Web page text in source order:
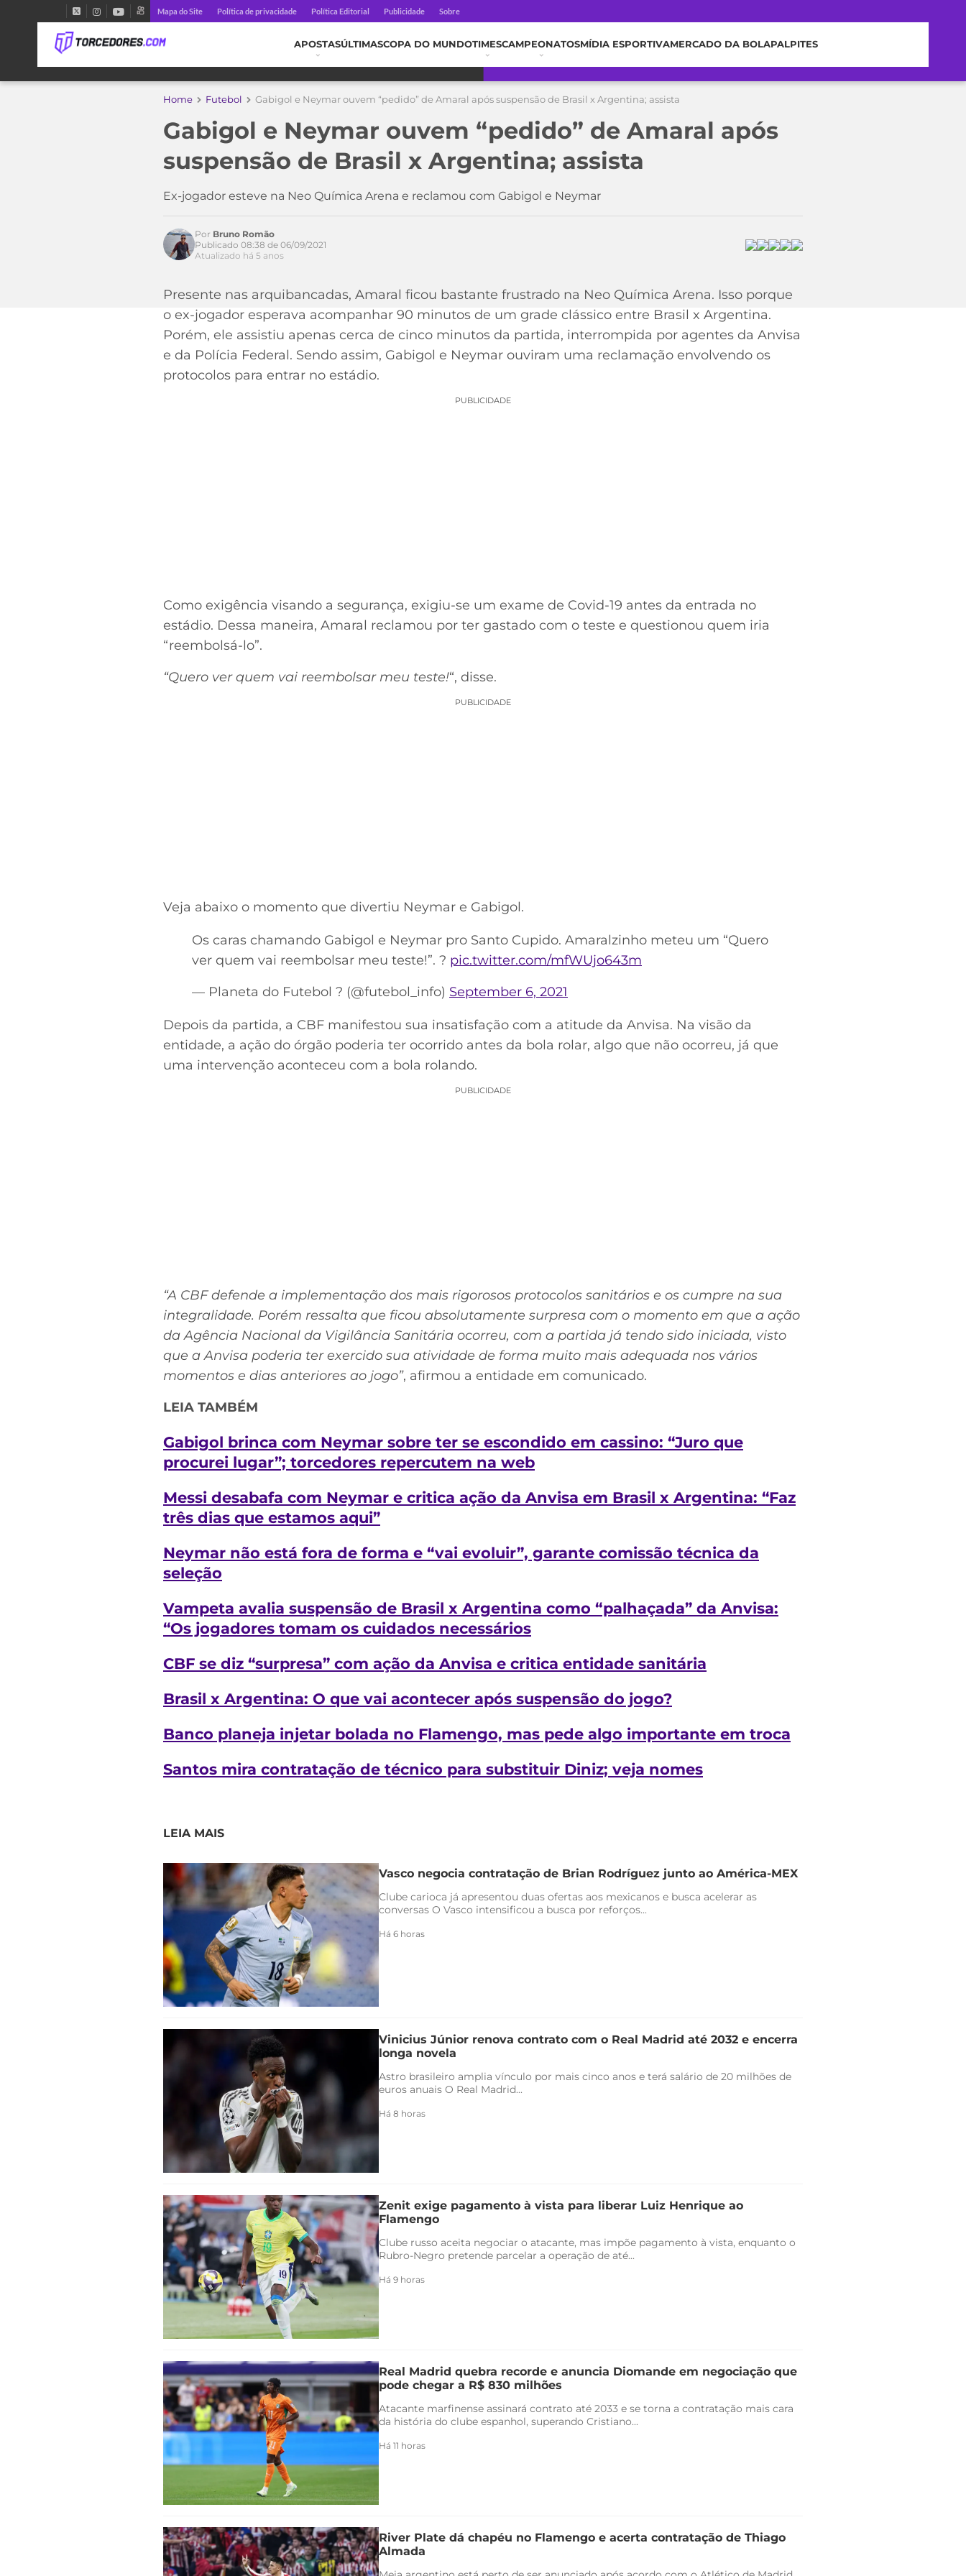
Mapa do Site Política de privacidade Política Editorial Publicidade Sobre
APOSTASÚLTIMASCOPA DO MUNDOTIMESCAMPEONATOSMÍDIA ESPORTIVAMERCADO DA BOLAPALPITES
Home Futebol Gabigol e Neymar ouvem “pedido” de Amaral após suspensão de Brasil x Argentina; assista
Gabigol e Neymar ouvem “pedido” de Amaral após
suspensão de Brasil x Argentina; assista
Ex-jogador esteve na Neo Química Arena e reclamou com Gabigol e Neymar
Por Bruno Romão
Publicado 08:38 de 06/09/2021
Atualizado há 5 anos
Presente nas arquibancadas, Amaral ficou bastante frustrado na Neo Química Arena. Isso porque
o ex-jogador esperava acompanhar 90 minutos de um grade clássico entre Brasil x Argentina.
Porém, ele assistiu apenas cerca de cinco minutos da partida, interrompida por agentes da Anvisa
e da Polícia Federal. Sendo assim, Gabigol e Neymar ouviram uma reclamação envolvendo os
protocolos para entrar no estádio.
PUBLICIDADE
Como exigência visando a segurança, exigiu-se um exame de Covid-19 antes da entrada no
estádio. Dessa maneira, Amaral reclamou por ter gastado com o teste e questionou quem iria
“reembolsá-lo”.
“Quero ver quem vai reembolsar meu teste!“, disse.
PUBLICIDADE
Veja abaixo o momento que divertiu Neymar e Gabigol.
Os caras chamando Gabigol e Neymar pro Santo Cupido. Amaralzinho meteu um “Quero
ver quem vai reembolsar meu teste!”. ? pic.twitter.com/mfWUjo643m
— Planeta do Futebol ? (@futebol_info) September 6, 2021
Depois da partida, a CBF manifestou sua insatisfação com a atitude da Anvisa. Na visão da
entidade, a ação do órgão poderia ter ocorrido antes da bola rolar, algo que não ocorreu, já que
uma intervenção aconteceu com a bola rolando.
PUBLICIDADE
“A CBF defende a implementação dos mais rigorosos protocolos sanitários e os cumpre na sua
integralidade. Porém ressalta que ficou absolutamente surpresa com o momento em que a ação
da Agência Nacional da Vigilância Sanitária ocorreu, com a partida já tendo sido iniciada, visto
que a Anvisa poderia ter exercido sua atividade de forma muito mais adequada nos vários
momentos e dias anteriores ao jogo”, afirmou a entidade em comunicado.
LEIA TAMBÉM
Gabigol brinca com Neymar sobre ter se escondido em cassino: “Juro que
procurei lugar”; torcedores repercutem na web
Messi desabafa com Neymar e critica ação da Anvisa em Brasil x Argentina: “Faz
três dias que estamos aqui”
Neymar não está fora de forma e “vai evoluir”, garante comissão técnica da
seleção
Vampeta avalia suspensão de Brasil x Argentina como “palhaçada” da Anvisa:
“Os jogadores tomam os cuidados necessários
CBF se diz “surpresa” com ação da Anvisa e critica entidade sanitária
Brasil x Argentina: O que vai acontecer após suspensão do jogo?
Banco planeja injetar bolada no Flamengo, mas pede algo importante em troca
Santos mira contratação de técnico para substituir Diniz; veja nomes
LEIA MAIS
Vasco negocia contratação de Brian Rodríguez junto ao América-MEX
Clube carioca já apresentou duas ofertas aos mexicanos e busca acelerar as
conversas O Vasco intensificou a busca por reforços...
Há 6 horas
Vinicius Júnior renova contrato com o Real Madrid até 2032 e encerra
longa novela
Astro brasileiro amplia vínculo por mais cinco anos e terá salário de 20 milhões de
euros anuais O Real Madrid...
Há 8 horas
Zenit exige pagamento à vista para liberar Luiz Henrique ao
Flamengo
Clube russo aceita negociar o atacante, mas impõe pagamento à vista, enquanto o
Rubro-Negro pretende parcelar a operação de até...
Há 9 horas
Real Madrid quebra recorde e anuncia Diomande em negociação que
pode chegar a R$ 830 milhões
Atacante marfinense assinará contrato até 2033 e se torna a contratação mais cara
da história do clube espanhol, superando Cristiano...
Há 11 horas
River Plate dá chapéu no Flamengo e acerta contratação de Thiago
Almada